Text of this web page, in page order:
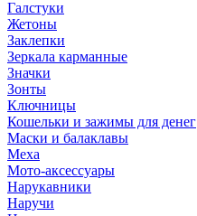
Галстуки
Жетоны
Заклепки
Зеркала карманные
Значки
Зонты
Ключницы
Кошельки и зажимы для денег
Маски и балаклавы
Меха
Мото-аксессуары
Нарукавники
Наручи